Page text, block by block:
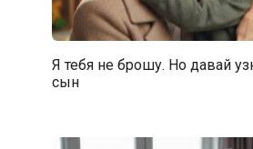
Я тебя не брошу. Но давай
сын